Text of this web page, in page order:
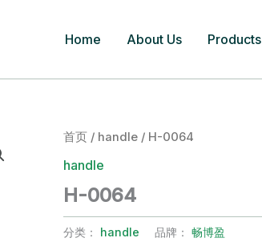
Home About Us Products
首页 / handle / H-0064
handle
H-0064
分类： handle 品牌： 畅博盈